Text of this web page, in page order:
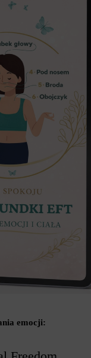
emocji: